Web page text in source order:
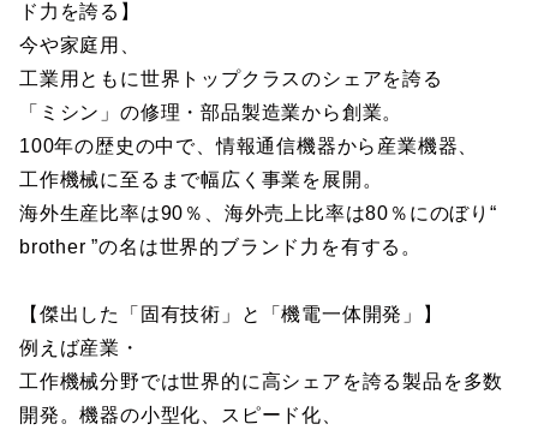
ド力を誇る】
今や家庭用、
工業用ともに世界トップクラスのシェアを誇る
「ミシン」の修理・部品製造業から創業。
100年の歴史の中で、情報通信機器から産業機器、
工作機械に至るまで幅広く事業を展開。
海外生産比率は90％、海外売上比率は80％にのぼり“
brother ”の名は世界的ブランド力を有する。
【傑出した「固有技術」と「機電一体開発」】
例えば産業・
工作機械分野では世界的に高シェアを誇る製品を多数
開発。機器の小型化、スピード化、